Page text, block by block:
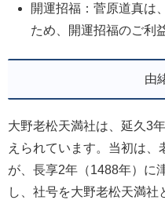
開運招福：菅原道真は
ため、開運招福のご利
由
大野老松天満社は、延久3
えられています。当初は、
が、長享2年（1488年）に
し、社号を大野老松天満社